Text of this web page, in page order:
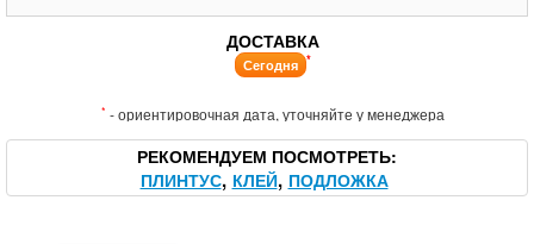
ДОСТАВКА
Сегодня *
* - ориентировочная дата, уточняйте у менеджера
РЕКОМЕНДУЕМ ПОСМОТРЕТЬ
ПЛИНТУС КЛЕЙ ПОДЛОЖКА